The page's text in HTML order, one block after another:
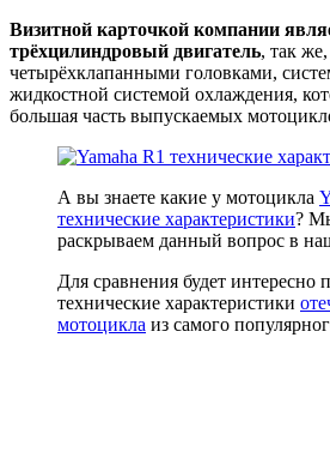
Визитной карточкой компании
трёхцилиндровый двигатель, так
четырёхклапанными головками,
жидкостной системой охлаждения,
большая часть выпускаемых
А вы знаете какие у мотоцикла
технические характеристики?
раскрываем данный вопрос в
Для сравнения будет интересно
технические характеристики
мотоцикла из самого